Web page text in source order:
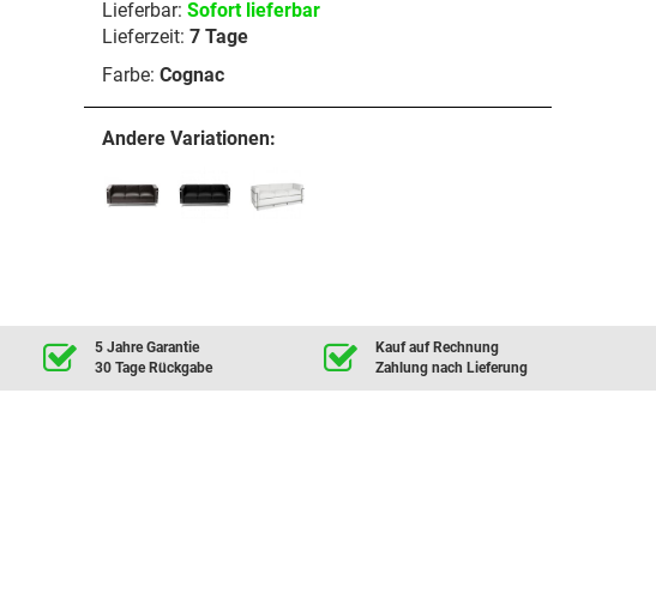
Lieferbar: Sofort lieferbar
Lieferzeit: 7 Tage
Farbe: Cognac
Andere Variationen:
5 Jahre Garantie
30 Tage Rückgabe
Kauf auf Rechnung
Zahlung nach Lieferung